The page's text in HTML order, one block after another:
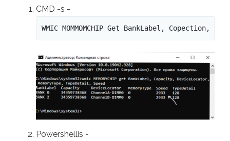
CMD -s -
WMIC MOMMOMCHIP Get BankLabel,
Powershellis -